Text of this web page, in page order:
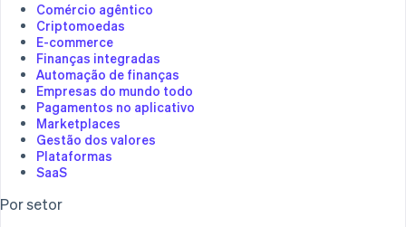
Comércio agêntico
Criptomoedas
E-commerce
Finanças integradas
Automação de finanças
Empresas do mundo todo
Pagamentos no aplicativo
Marketplaces
Gestão dos valores
Plataformas
SaaS
Por setor